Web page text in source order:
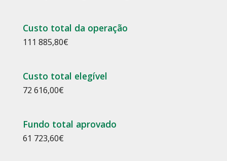
Custo total da operação
111 885,80€
Custo total elegível
72 616,00€
Fundo total aprovado
61 723,60€